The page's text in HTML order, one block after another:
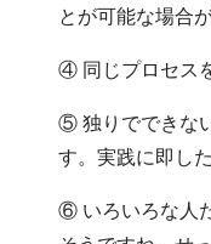
とが可能な場合
④ 同じプロセス
⑤ 独りでできな
す。実践に即し
⑥ いろいろな人